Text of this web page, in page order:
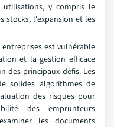
y compris le
stocks, l'expansion et les
est vulnérable
et la gestion efficace
des principaux défis. Les
solides algorithmes de
des risques pour
des emprunteurs
les documents